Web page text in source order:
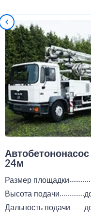
Автобетононасос
24м
Размер площадки
Высота подачи
Дальность подачи